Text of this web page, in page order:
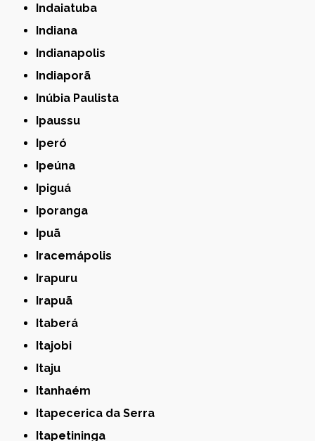
Indaiatuba
Indiana
Indianapolis
Indiaporã
Inúbia Paulista
Ipaussu
Iperó
Ipeúna
Ipiguá
Iporanga
Ipuã
Iracemápolis
Irapuru
Irapuã
Itaberá
Itajobi
Itaju
Itanhaém
Itapecerica da Serra
Itapetininga